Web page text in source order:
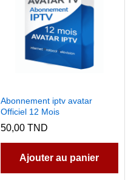
Abonnement iptv avatar
Officiel 12 Mois
50,00 TND
Ajouter au panier